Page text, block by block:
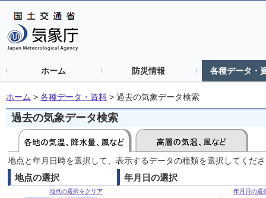
ホーム 防災情報 各種データ・
ホーム > 各種データ・資料 > 過去の気象データ検索
過去の気象データ検索
地点と年月日時を選択して、表示するデータの種類を選択してくだ
地点の選択
地点の選択をクリア
年月日の選択
年月日の選